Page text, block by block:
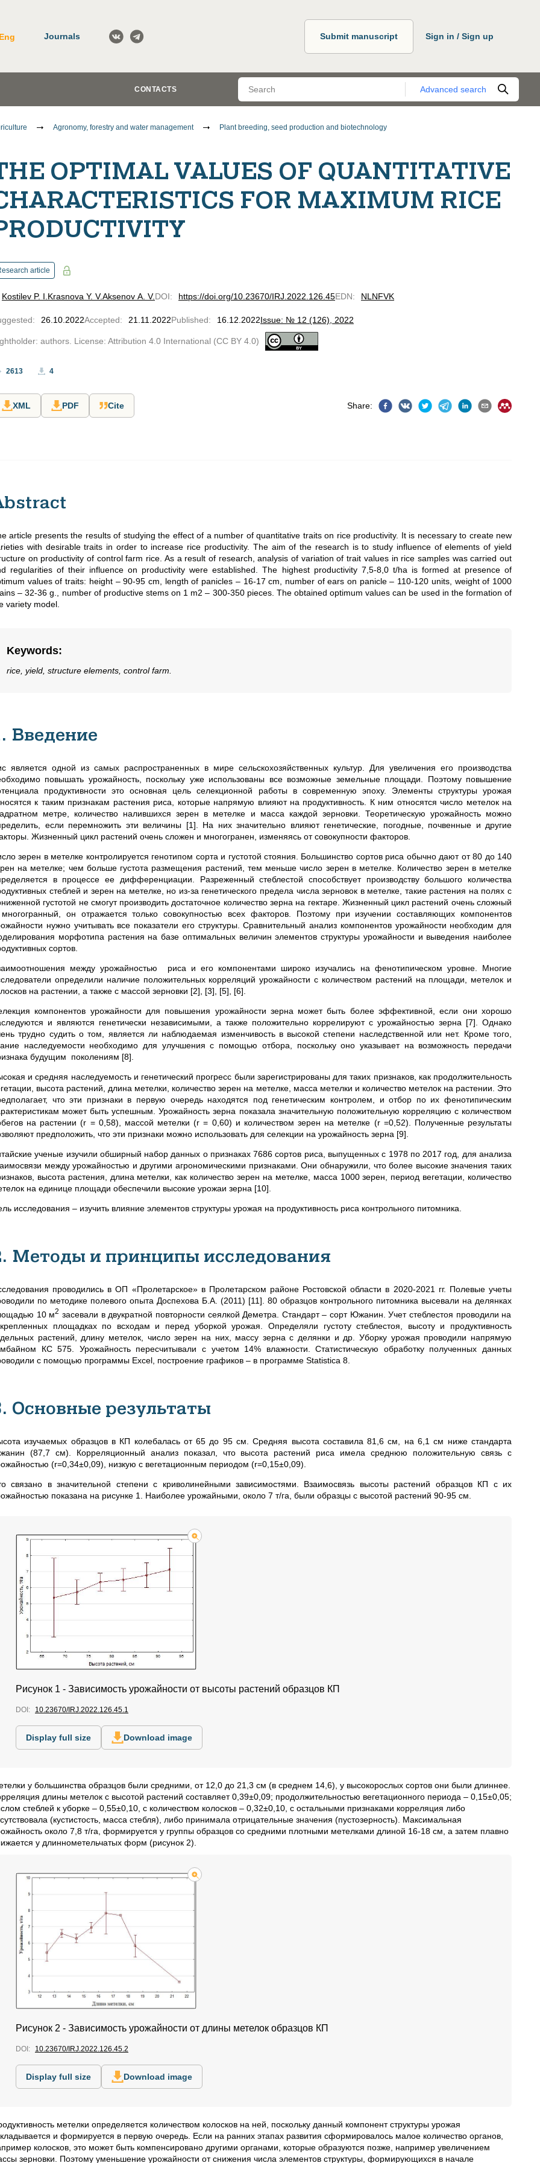
Eng Journals Submit manuscript Sign in / Sign up
CONTACTS Advanced search
Agronomy, forestry and water management Plant breeding, seed production and biotechnology
OPTIMAL VALUES OF QUANTITATIVE
FOR MAXIMUM RICE
article
Kostilev P. I. Krasnova Y. V.Aksenov A. V.DOI: https://doi.org/10.23670/IRJ.2022.126.45EDN: NLNFVK
: 26.10.2022Accepted: 21.11.2022Published: 16.12.2022Issue: № 12 (126), 2022
authors. License: Attribution 4.0 International (CC BY 4.0)
2613 4
XML PDF Cite Share:
article presents the results of studying the effect of a number of quantitative traits on rice productivity. It is necessary to create new
with desirable traits in order to increase rice productivity. The aim of the research is to study influence of elements of yield
on productivity of control farm rice. As a result of research, analysis of variation of trait values in rice samples was carried out
regularities of their influence on productivity were established. The highest productivity 7,5-8,0 t/ha is formed at presence of
values of traits: height – 90-95 cm, length of panicles – 16-17 cm, number of ears on panicle – 110-120 units, weight of 1000
– 32-36 g., number of productive stems on 1 m2 – 300-350 pieces. The obtained optimum values can be used in the formation of
variety model.
Keywords:
rice, yield, structure elements, control farm.
Введение
является одной из самых распространенных в мире сельскохозяйственных культур. Для увеличения его производства
повышать урожайность, поскольку уже использованы все возможные земельные площади. Поэтому повышение
продуктивности это основная цель селекционной работы в современную эпоху. Элементы структуры урожая
к таким признакам растения риса, которые напрямую влияют на продуктивность. К ним относятся число метелок на
метре, количество налившихся зерен в метелке и масса каждой зерновки.
Теоретическую урожайность можно
если перемножить эти величины [1]. На них значительно влияют генетические, погодные, почвенные и другие
Жизненный цикл растений очень сложен и многогранен, изменяясь от совокупности факторов.
зерен в метелке контролируется генотипом сорта и густотой стояния. Большинство сортов риса обычно дают от 80 до 140
на метелке; чем больше густота размещения растений, тем меньше число зерен в метелке. Количество зерен в метелке
в процессе ее дифференциации. Разреженный стеблестой способствует производству большого количества
стеблей и зерен на метелке, но из-за генетического предела числа зерновок в метелке, такие растения на полях с
густотой не смогут производить достаточное количество зерна на гектаре. Жизненный цикл растений очень сложный
он отражается только совокупностью всех факторов. Поэтому при изучении составляющих компонентов
нужно учитывать все показатели его структуры. Сравнительный анализ компонентов урожайности необходим для
морфотипа растения на базе оптимальных величин элементов структуры урожайности и выведения наиболее
сортов.
между урожайностью риса и его компонентами широко изучались на фенотипическом уровне. Многие
определили наличие положительных корреляций урожайности с количеством растений на площади, метелок и
на растении, а также с массой зерновки [2], [3], [5], [6].
компонентов урожайности для повышения урожайности зерна может быть более эффективной, если они хорошо
и являются генетически независимыми, а также положительно коррелируют с урожайностью зерна [7]. Однако
трудно судить о том, является ли наблюдаемая изменчивость в высокой степени наследственной или нет. Кроме того,
наследуемости необходимо для улучшения с помощью отбора, поскольку оно указывает на возможность передачи
будущим поколениям [8].
и средняя наследуемость и генетический прогресс были зарегистрированы для таких признаков, как продолжительность
высота растений, длина метелки, количество зерен на метелке, масса метелки и количество метелок на растении. Это
что эти признаки в первую очередь находятся под генетическим контролем, и отбор по их фенотипическим
может быть успешным. Урожайность зерна показала значительную положительную корреляцию с количеством
на растении (r = 0,58), массой метелки (r = 0,60) и количеством зерен на метелке (r =0,52). Полученные результаты
предположить, что эти признаки можно использовать для селекции на урожайность зерна [9].
ученые изучили обширный набор данных о признаках 7686 сортов риса, выпущенных с 1978 по 2017 год, для анализа
между урожайностью и другими агрономическими признаками. Они обнаружили, что более высокие значения таких
высота растения, длина метелки, как количество зерен на метелке, масса 1000 зерен, период вегетации, количество
на единице площади обеспечили высокие урожаи зерна [10].
исследования – изучить влияние элементов структуры урожая на продуктивность риса контрольного питомника.
Методы и принципы исследования
проводились в ОП «Пролетарское» в Пролетарском районе Ростовской области в 2020-2021 гг. Полевые учеты
по методике полевого опыта Доспехова Б.А. (2011) [11]. 80 образцов контрольного питомника высевали на делянках
10 м2 засевали в двукратной повторности сеялкой Деметра. Стандарт – сорт Южанин. Учет стеблестоя проводили на
площадках по всходам и перед уборкой урожая. Определяли густоту стеблестоя, высоту и продуктивность
растений, длину метелок, число зерен на них, массу зерна с делянки и др. Уборку урожая проводили напрямую
КС 575. Урожайность пересчитывали с учетом 14% влажности. Статистическую обработку полученных данных
с помощью программы Excel, построение графиков – в программе Statistica 8.
Основные результаты
изучаемых образцов в КП колебалась от 65 до 95 см. Средняя высота составила 81,6 см, на 6,1 см ниже стандарта
(87,7 см). Корреляционный анализ показал, что высота растений риса имела среднюю положительную связь с
(r=0,34±0,09), низкую с вегетационным периодом (r=0,15±0,09).
связано в значительной степени с криволинейными зависимостями. Взаимосвязь высоты растений образцов КП с их
показана на рисунке 1. Наиболее урожайными, около 7 т/га, были образцы с высотой растений 90-95 см.
Рисунок 1 - Зависимость урожайности от высоты растений образцов КП
DOI: 10.23670/IRJ.2022.126.45.1
Display full size Download image
у большинства образцов были средними, от 12,0 до 21,3 см (в среднем 14,6), у высокорослых сортов они были длиннее.
длины метелок с высотой растений составляет 0,39±0,09; продолжительностью вегетационного периода – 0,15±0,05;
стеблей к уборке – 0,55±0,10, с количеством колосков – 0,32±0,10, с остальными признаками корреляция либо
(кустистость, масса стебля), либо принимала отрицательные значения (пустозерность). Максимальная
около 7,8 т/га, формируется у группы образцов со средними плотными метелками длиной 16-18 см, а затем плавно
у длиннометельчатых форм (рисунок 2).
Рисунок 2 - Зависимость урожайности от длины метелок образцов КП
DOI: 10.23670/IRJ.2022.126.45.2
Display full size Download image
метелки определяется количеством колосков на ней, поскольку данный компонент структуры урожая
и формируется в первую очередь. Если на ранних этапах развития сформировалось малое количество органов,
колосков, это может быть компенсировано другими органами, которые образуются позже, например увеличением
зерновки. Поэтому уменьшение урожайности от снижения числа элементов структуры, формирующихся в начале